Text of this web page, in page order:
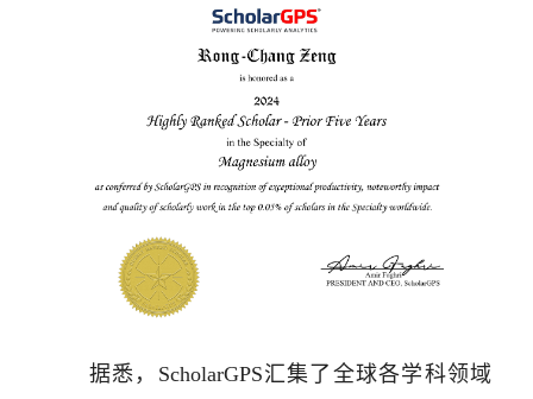
据悉， ScholarGPS汇集了全球各学科领域